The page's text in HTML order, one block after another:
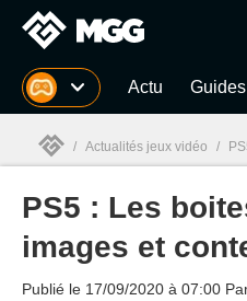
MGG Actu Guides
MGG
/ Actualités jeux vidéo /
PS5 : Les
images et
Publié le 17/09/2020 à 07:00